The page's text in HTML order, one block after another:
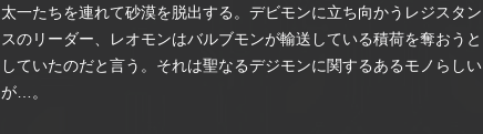
太一たちを連れて砂漠を脱出する。デビモンに立ち向かうレジスタン
スのリーダー、レオモンはバルブモンが輸送している積荷を奪おうと
していたのだと言う。それは聖なるデジモンに関するあるモノらしい
が…。